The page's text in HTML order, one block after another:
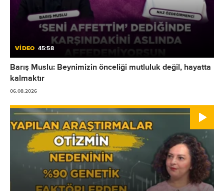
VİDEO 45:58
Barış Muslu: Beynimizin önceliği mutluluk değil, hayatta
kalmaktır
06.08.2026